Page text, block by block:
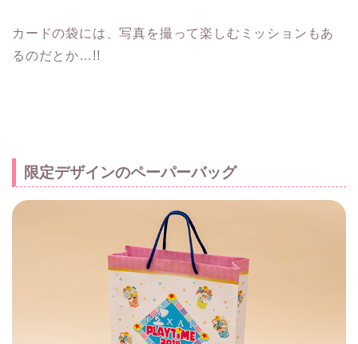
カードの袋には、写真を撮って楽しむミッションもあ
るのだとか…!!
限定デザインのペーパーバッグ